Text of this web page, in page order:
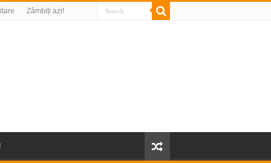
Zâmbiți azi!